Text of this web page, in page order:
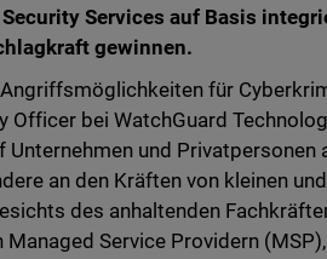
Services auf Basis
gewinnen.
für
bei WatchGuard
und Privatpersonen
an den Kräften von kleinen und
des anhaltenden
Service Providern